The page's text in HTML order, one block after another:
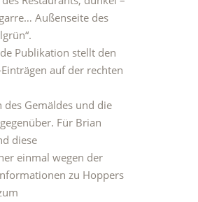
Außenseite des
Publikation stellt den
auf der rechten
des Gemäldes und die
Für Brian
diese
einmal wegen der
zu Hoppers